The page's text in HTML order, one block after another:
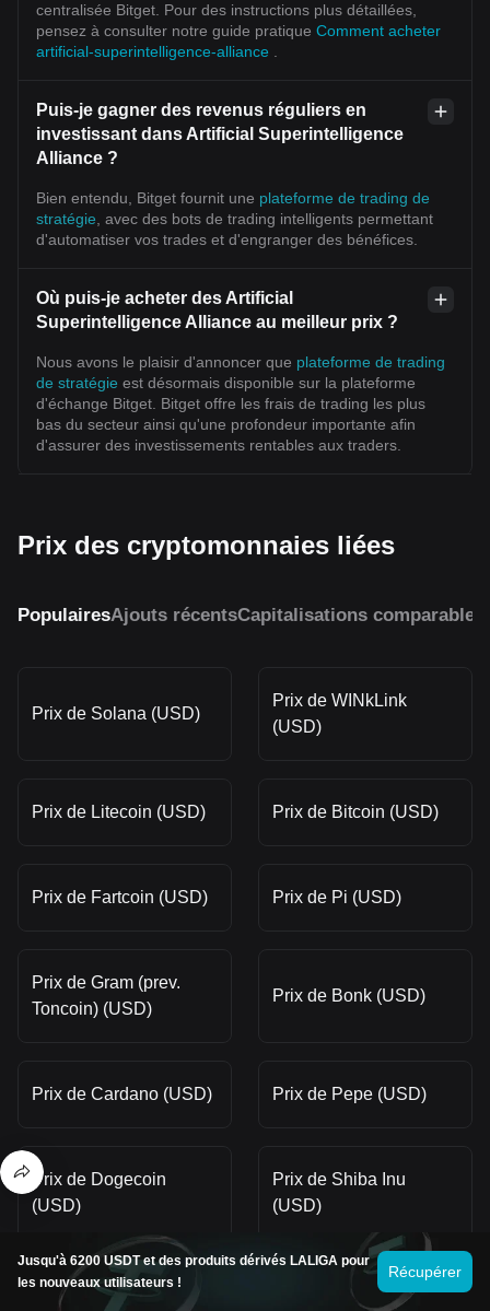
centralisée Bitget. Pour des instructions plus détaillées,
pensez à consulter notre guide pratique Comment acheter
artificial-superintelligence-alliance
Puis-je gagner des revenus réguliers en
investissant dans Artificial Superintelligence
Alliance ?
Bien entendu, Bitget fournit une plateforme de trading de
stratégie , avec des bots de trading intelligents permettant
d'automatiser vos trades et d'engranger des bénéfices.
Où puis-je acheter des Artificial
Superintelligence Alliance au meilleur prix ?
Nous avons le plaisir d'annoncer que plateforme de trading
de stratégie est désormais disponible sur la plateforme
d'échange Bitget. Bitget offre les frais de trading les plus
bas du secteur ainsi qu'une profondeur importante afin
d'assurer des investissements rentables aux traders.
Prix des cryptomonnaies liées
PopulairesAjouts récentsCapitalisations comparables
Prix de Solana (USD)
Prix de WINkLink
(USD)
Prix de Litecoin (USD) Prix de Bitcoin (USD)
Prix de Fartcoin (USD) Prix de Pi (USD)
Prix de Gram (prev.
Toncoin) (USD)
Prix de Bonk (USD)
Prix de Cardano (USD) Prix de Pepe (USD)
Prix de Dogecoin
(USD)
Prix de Shiba Inu
(USD)
Prix de Terra (USD)
Prix de Smooth Love
Jusqu'à 6200 USDT et des produits dérivés LALIGA pour
les nouveaux utilisateurs !
Récupérer